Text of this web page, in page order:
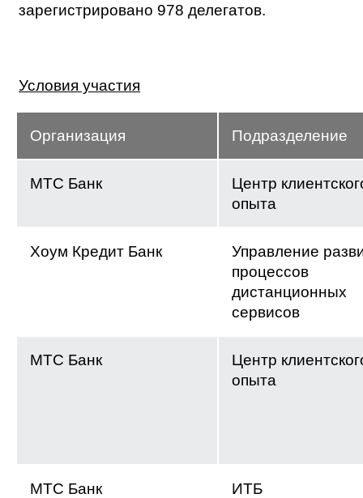
зарегистрировано 978 делегатов.
Условия участия
Организация Подразделение
МТС Банк
Центр
опыта
Хоум Кредит Банк
Управление
процессов
дистанционных
сервисов
МТС Банк
Центр
опыта
МТС Банк ИТБ